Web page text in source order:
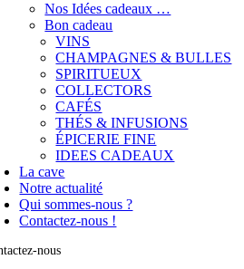
Nos Idées cadeaux …
Bon cadeau
VINS
CHAMPAGNES & BULLES
SPIRITUEUX
COLLECTORS
CAFÉS
THÉS & INFUSIONS
ÉPICERIE FINE
IDEES CADEAUX
La cave
Notre actualité
Qui sommes-nous ?
Contactez-nous !
nous